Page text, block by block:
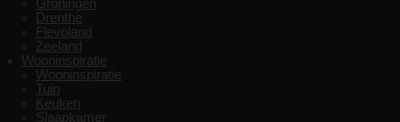
Groningen
Drenthe
Flevoland
Zeeland
Wooninspiratie
Wooninspiratie
Tuin
Keuken
Slaapkamer